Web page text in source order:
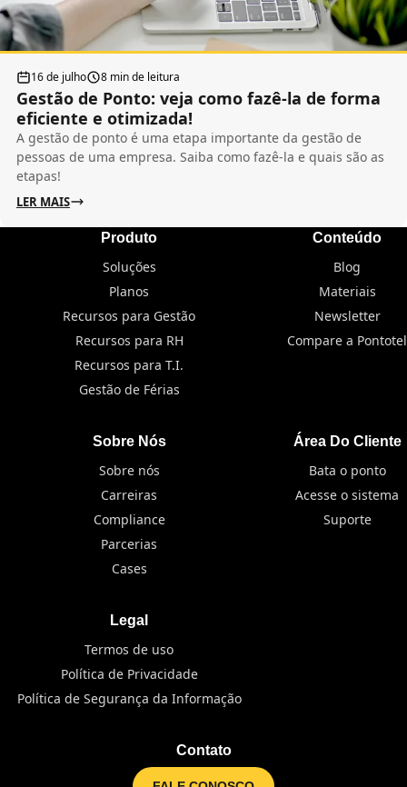
16 de julho 8 min de leitura
Gestão de Ponto: veja como fazê-la de forma
eficiente e otimizada!
A gestão de ponto é uma etapa importante da gestão de
pessoas de uma empresa. Saiba como fazê-la e quais são as
etapas!
LER MAIS
Produto
Soluções
Planos
Recursos para Gestão
Recursos para RH
Recursos para T.I.
Gestão de Férias
Conteúdo
Blog
Materiais
Newsletter
Compare a Pontotel
Sobre Nós
Sobre nós
Carreiras
Compliance
Parcerias
Cases
Área Do Cliente
Bata o ponto
Acesse o sistema
Suporte
Legal
Termos de uso
Política de Privacidade
Política de Segurança da Informação
Contato